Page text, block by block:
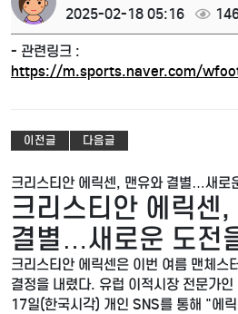
2025-02-18 05:16
- 관련링크 :
https://m.sports.naver.com/
이전글 다음글
크리스티안 에릭센, 맨유와 결별…새로
크리스티안 에릭센
결별…새로운 도전
크리스티안 에릭센은 이번 여름 맨체스
결정을 내렸다. 유럽 이적시장 전문가
17일(한국시각) 개인 SNS를 통해 "에